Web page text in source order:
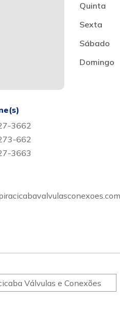
Quinta
Sexta
Sábado
Domingo
3662
662
3663